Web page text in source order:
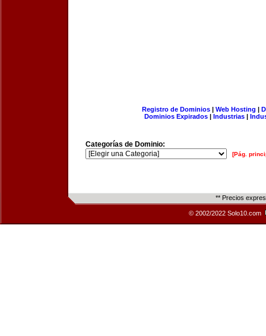
Registro de Dominios| Web Hosting |
Dominios Expirados | Industrias |
Categorías de Dominio:
[Pág.
** Precios
© 2002/2022 Solo10.com